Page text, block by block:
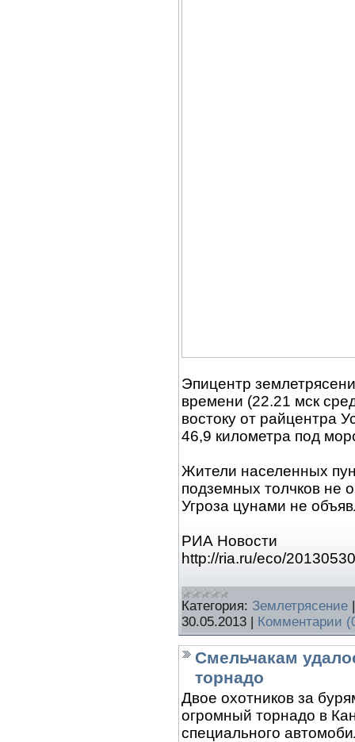
Эпицентр
времени (22.21 мск
востоку от райцентра
46,9 километра под
Жители населенных
подземных толчков не
Угроза цунами не
РИА Новости
http://ria.ru/eco/
Категория: Землетрясение
30.05.2013 | Комментарии
Смельчакам
торнадо
Двое охотников за
огромный торнадо в
специального